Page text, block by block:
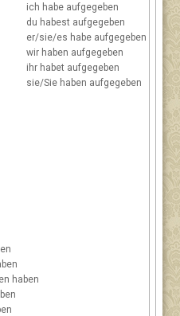
ich habe aufgegeben
du habest aufgegeben
er/sie/es habe aufgegeben
wir haben aufgegeben
ihr habet aufgegeben
sie/Sie haben aufgegeben
haben